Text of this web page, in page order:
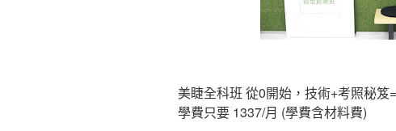
美睫全科班 從0開始，技術+考照秘笈
學費只要 1337/月 (學費含材料費)